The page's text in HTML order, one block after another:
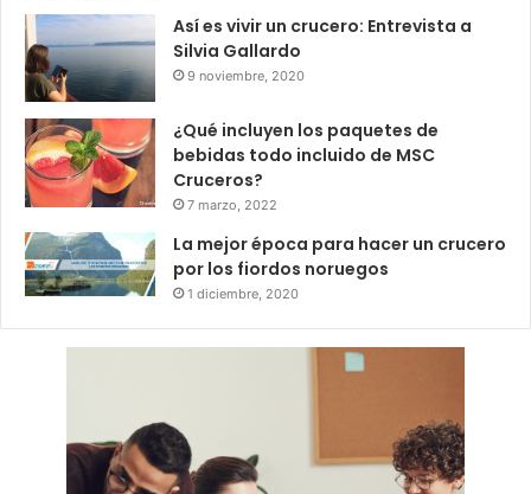
Así es vivir un crucero: Entrevista a
Silvia Gallardo
9 noviembre, 2020
¿Qué incluyen los paquetes de
bebidas todo incluido de MSC
Cruceros?
7 marzo, 2022
La mejor época para hacer un crucero
por los fiordos noruegos
1 diciembre, 2020